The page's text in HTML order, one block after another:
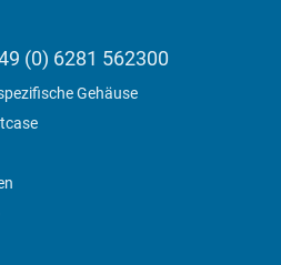
(0) 6281 562300
Gehäuse